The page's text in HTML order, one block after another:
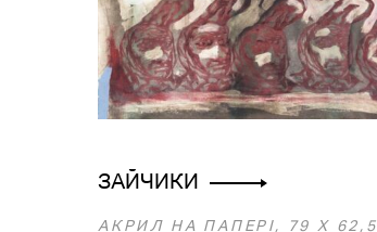
ЗАЙЧИКИ
АКРИЛ НА ПАПЕРІ, 79 Х 62,5